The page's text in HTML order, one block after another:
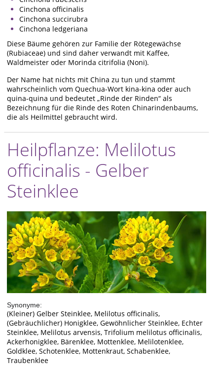
Cinchona officinalis
Cinchona succirubra
Cinchona ledgeriana
Diese Bäume gehören zur Familie der Rötegewächse
(Rubiaceae) und sind daher verwandt mit Kaffee,
Waldmeister oder Morinda citrifolia (Noni).
Der Name hat nichts mit China zu tun und stammt
wahrscheinlich vom Quechua-Wort kina-kina oder auch
quina-quina und bedeutet „Rinde der Rinden“ als
Bezeichnung für die Rinde des Roten Chinarindenbaums,
die als Heilmittel gebraucht wird.
Heilpflanze: Melilotus
officinalis - Gelber
Steinklee
Synonyme:
(Kleiner) Gelber Steinklee, Melilotus officinalis,
(Gebräuchlicher) Honigklee, Gewöhnlicher Steinklee, Echter
Steinklee, Melilotus arvensis, Trifolium melilotus officinalis,
Ackerhonigklee, Bärenklee, Mottenklee, Melilotenklee,
Goldklee, Schotenklee, Mottenkraut, Schabenklee,
Traubenklee